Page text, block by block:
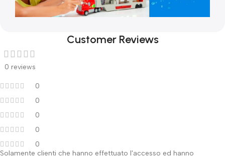
Customer Reviews
0 reviews
0
0
0
0
0
Solamente clienti che hanno effettuato l'accesso ed hanno